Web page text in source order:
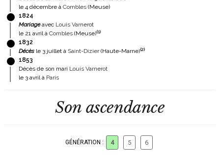
le 4 décembre à Combles (Meuse)
1824
Mariageavec Louis Varnerot
le 21 avril à Combles (Meuse)(1)
1832
Décès le 3 juillet à Saint-Dizier(Haute-Marne)(2)
1853
Décès de son mari Louis Varnerot
le 3 avril à Paris
Son ascendance
GÉNÉRATION : 4 5 6